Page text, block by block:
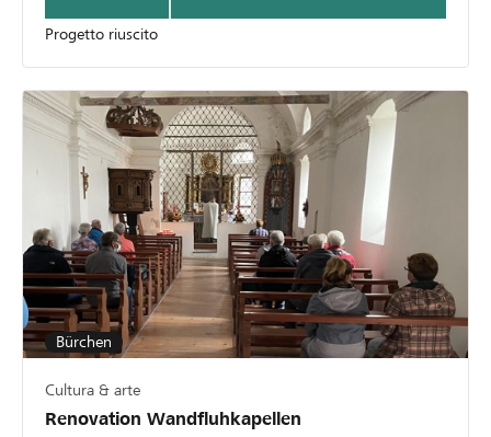
Progetto riuscito
Bürchen
Cultura & arte
Renovation Wandfluhkapellen